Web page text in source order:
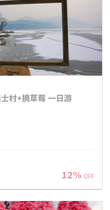
村+摘草莓 一日游
12% OFF